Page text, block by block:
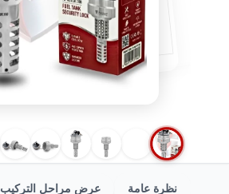
نظرة عامة عرض مراحل التركيب